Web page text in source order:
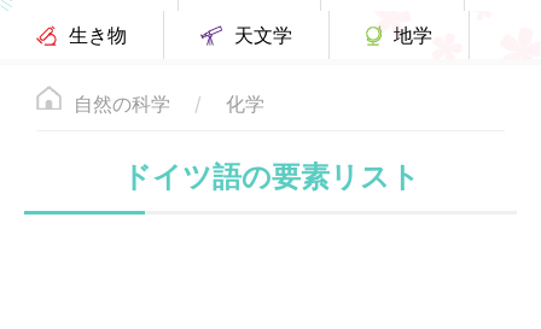
生き物
天文学 地学
自然の科学 化学
ドイツ語の要素リスト